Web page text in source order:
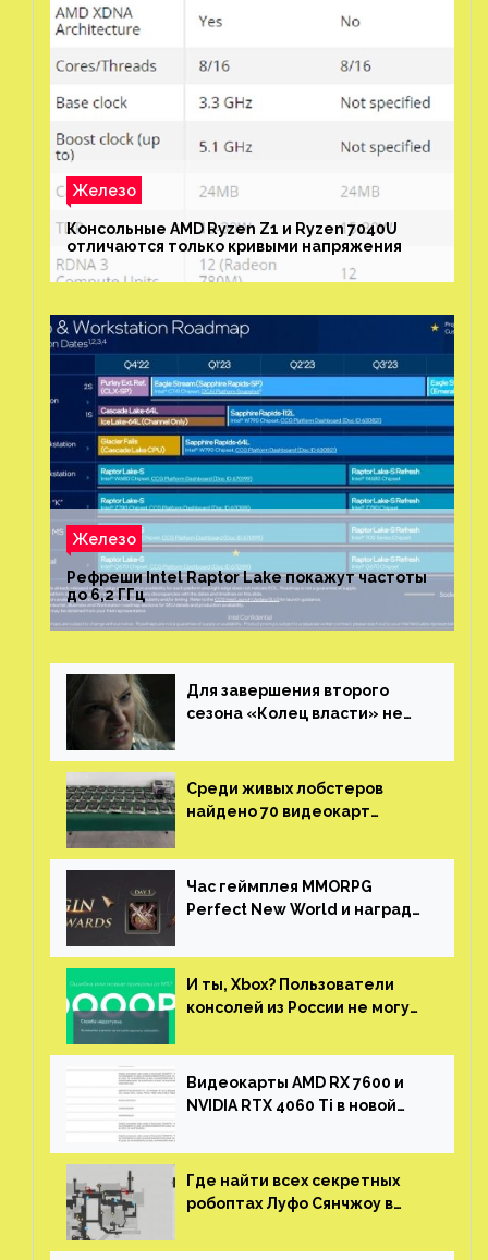
Железо
Консольные AMD Ryzen Z1 и Ryzen 7040U
отличаются только кривыми напряжения
Железо
Рефреши Intel Raptor Lake покажут частоты
до 6,2 ГГц
Для завершения второго
сезона «Колец власти» не
Среди живых лобстеров
найдено 70 видеокарт
китайской таможни
Час геймплея MMORPG
Perfect New World и награды
И ты, Xbox? Пользователи
консолей из России не могут
Видеокарты AMD RX 7600 и
NVIDIA RTX 4060 Ti в новой
Где найти всех секретных
робоптах Луфо Сянчжоу в